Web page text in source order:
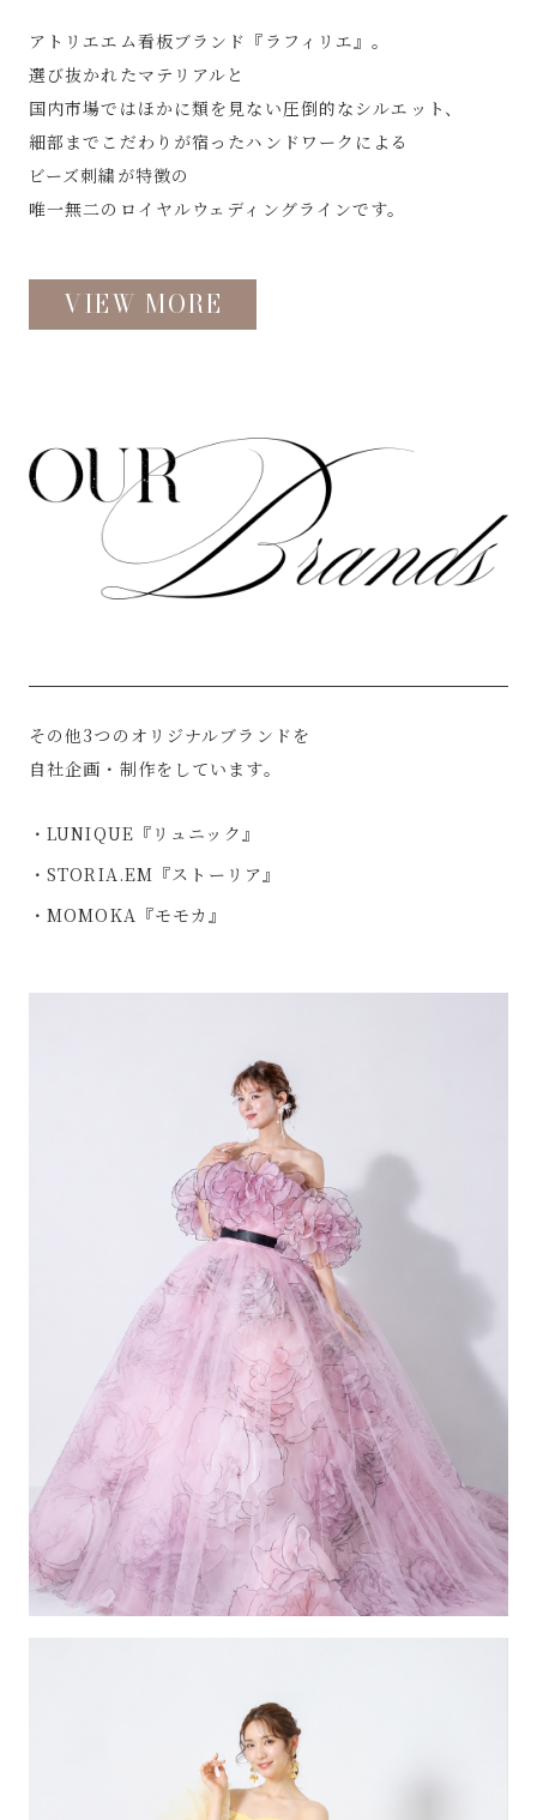
アトリエエム看板ブランド『ラフィリエ』。
選び抜かれたマテリアルと
国内市場ではほかに類を見ない圧倒的なシルエット、
細部までこだわりが宿ったハンドワークによる
ビーズ刺繍が特徴の
唯一無二のロイヤルウェディングラインです。
VIEW MORE
その他3つのオリジナルブランドを
自社企画・制作をしています。
LUNIQUE『リュニック』
STORIA.EM『ストーリア』
MOMOKA『モモカ』